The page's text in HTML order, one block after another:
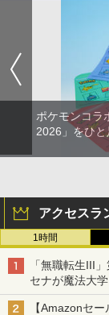
ポケモンコラ
2026」をひ
アクセスラ
1時間
「無職転生III
セナが魔法大
【Amazonセ